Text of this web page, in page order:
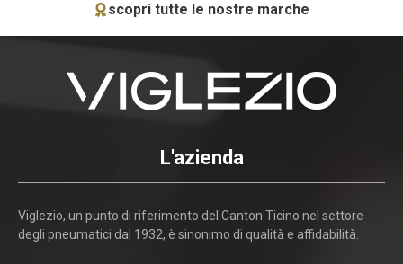
scopri tutte le nostre marche
L'azienda
Viglezio, un punto di riferimento del Canton Ticino nel settore
degli pneumatici dal 1932, è sinonimo di qualità e affidabilità.